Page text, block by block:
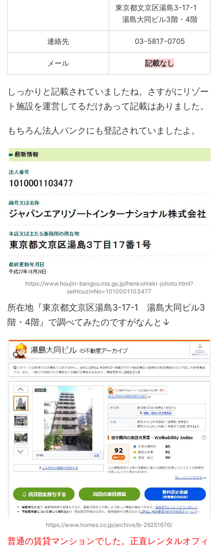
東京都文京区湯島3-17-1
湯島大同ビル3階・4階
連絡先 03-5817-0705
メール 記載なし
しっかりと記載されていましたね。さすがにリゾー
ト施設を運営してるだけあって記載はありました。
もちろん法人バンクにも登記されていましたよ。
https://www.houjin-bangou.nta.go.jp/henkorireki-johoto.html?
selHouzinNo=1010001103477
所在地『東京都文京区湯島3-17-1 湯島大同ビル3
階・4階』で調べてみたのですがなんと↓
https://www.homes.co.jp/archive/b-29251676/
普通の賃貸マンションでした。正直レンタルオフィ